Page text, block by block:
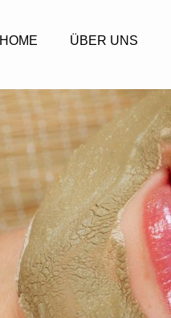
HOME ÜBER UNS